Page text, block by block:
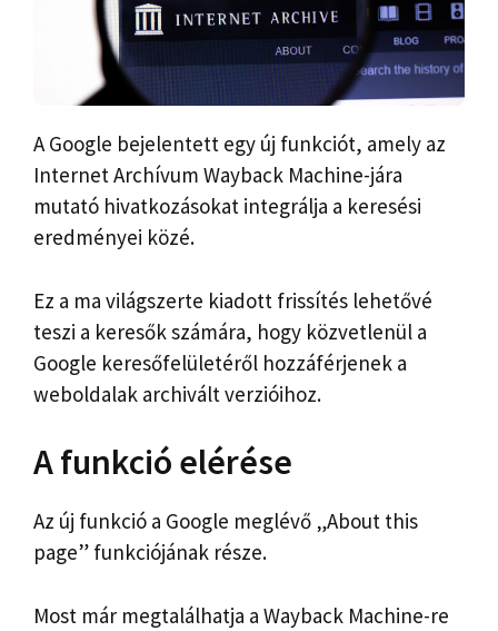
A Google bejelentett egy új funkciót, amely az
Internet Archívum Wayback Machine-jára
mutató hivatkozásokat integrálja a keresési
eredményei közé.
Ez a ma világszerte kiadott frissítés lehetővé
teszi a keresők számára, hogy közvetlenül a
Google keresőfelületéről hozzáférjenek a
weboldalak archivált verzióihoz.
A funkció elérése
Az új funkció a Google meglévő „About this
page” funkciójának része.
Most már megtalálhatja a Wayback Machine-re